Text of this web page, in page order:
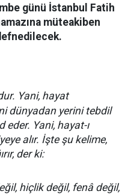
günü İstanbul Fatih
müteakiben
Yani, hayat
dünyadan yerini tebdil
Yani, hayat-ı
alır. İşte şu kelime,
der ki:
hiçlik değil, fenâ değil,